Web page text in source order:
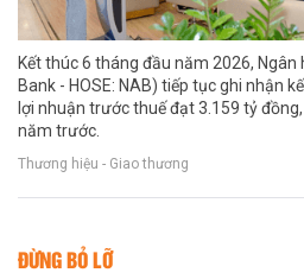
Kết thúc 6 tháng đầu năm 2026,
Bank - HOSE: NAB) tiếp tục ghi nhận
lợi nhuận trước thuế đạt 3.159 tỷ
năm trước.
Thương hiệu - Giao thương
ĐỪNG BỎ LỠ